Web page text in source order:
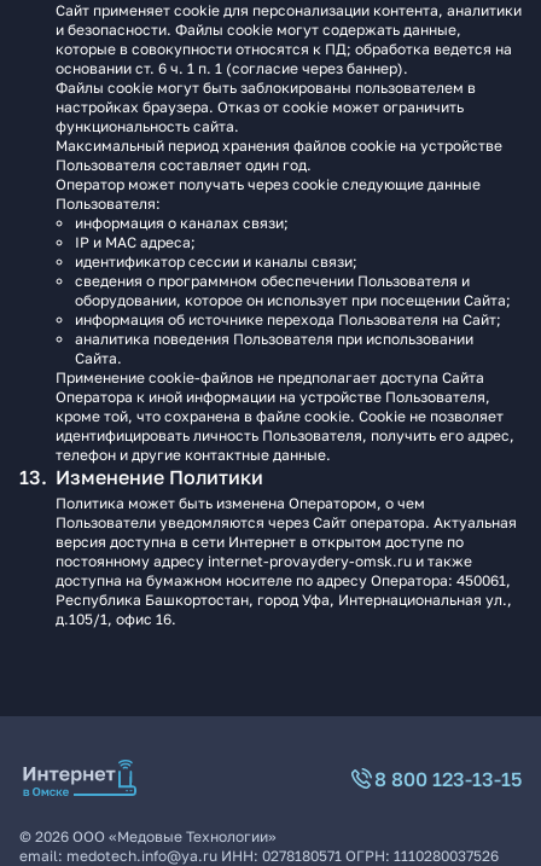
Сайт применяет cookie для персонализации контента, аналитики
и безопасности. Файлы cookie могут содержать данные,
которые в совокупности относятся к ПД; обработка ведется на
основании ст. 6 ч. 1 п. 1 (согласие через баннер).
Файлы cookie могут быть заблокированы пользователем в
настройках браузера. Отказ от cookie может ограничить
функциональность сайта.
Максимальный период хранения файлов cookie на устройстве
Пользователя составляет один год.
Оператор может получать через cookie следующие данные
Пользователя:
информация о каналах связи;
IP и MAC адреса;
идентификатор сессии и каналы связи;
сведения о программном обеспечении Пользователя и
оборудовании, которое он использует при посещении Сайта;
информация об источнике перехода Пользователя на Сайт;
аналитика поведения Пользователя при использовании
Сайта.
Применение cookie-файлов не предполагает доступа Сайта
Оператора к иной информации на устройстве Пользователя,
кроме той, что сохранена в файле cookie. Cookie не позволяет
идентифицировать личность Пользователя, получить его адрес,
телефон и другие контактные данные.
Изменение Политики
Политика может быть изменена Оператором, о чем
Пользователи уведомляются через Сайт оператора. Актуальная
версия доступна в сети Интернет в открытом доступе по
постоянному адресу internet-provaydery-omsk.ru и также
доступна на бумажном носителе по адресу Оператора: 450061,
Республика Башкортостан, город Уфа, Интернациональная ул.,
д.105/1, офис 16.
8 800 123-13-15
© 2026 ООО «Медовые Технологии»
email: medotech.info@ya.ru ИНН: 0278180571 ОГРН: 1110280037526